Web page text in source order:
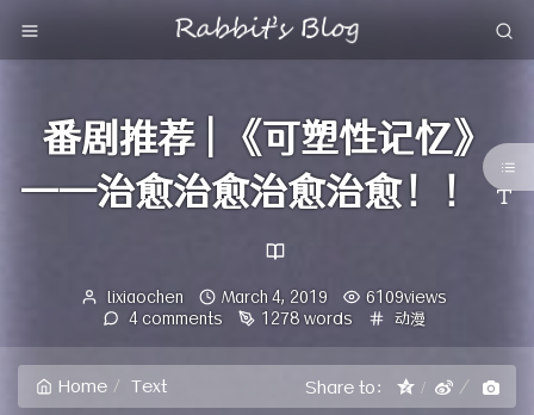
番剧推荐 | 《可塑性记忆》
——治愈治愈治愈治愈！！
Author：
lixiaochen
发
布
March 4, 2019
6109views
4 comments
1278 words Categories：
动漫
Home Text Share to：